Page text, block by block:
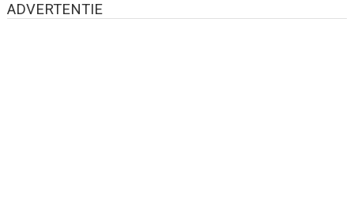
ADVERTENTIE